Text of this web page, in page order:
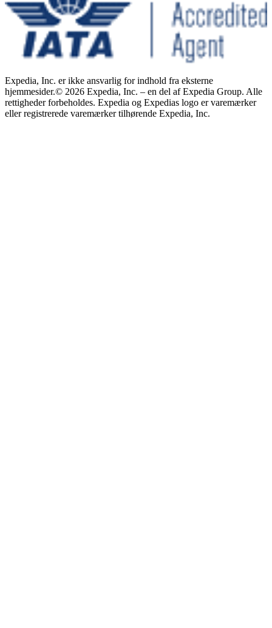
Expedia, Inc. er ikke ansvarlig for indhold fra eksterne
hjemmesider.© 2026 Expedia, Inc. – en del af Expedia Group. Alle
rettigheder forbeholdes. Expedia og Expedias logo er varemærker
eller registrerede varemærker tilhørende Expedia, Inc.